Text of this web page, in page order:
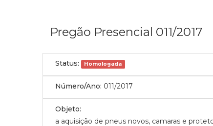
Pregão Presencial 011/2017
Status: Homologada
Número/Ano: 011/2017
Objeto:
a aquisição de pneus novos, camaras e